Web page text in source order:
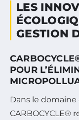
LES
GESTION
POUR
Dans le
CARBOCYCLE®